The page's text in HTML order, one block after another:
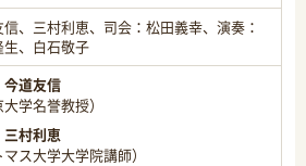
、三村利恵、司会：松田義幸、演奏：
生、白石敬子
今道友信
大学名誉教授）
三村利恵
マス大学大学院講師）